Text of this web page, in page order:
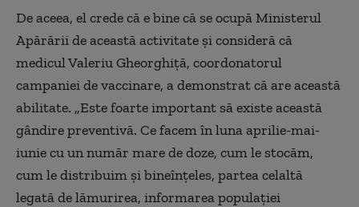
De aceea, el crede că e bine că se ocupă Ministerul
Apărării de această activitate și consideră că
medicul Valeriu Gheorghiță, coordonatorul
campaniei de vaccinare, a demonstrat că are această
abilitate. „Este foarte important să existe această
gândire preventivă. Ce facem în luna aprilie-mai-
iunie cu un număr mare de doze, cum le stocăm,
cum le distribuim și bineînțeles, partea celaltă
legată de lămurirea, informarea populației